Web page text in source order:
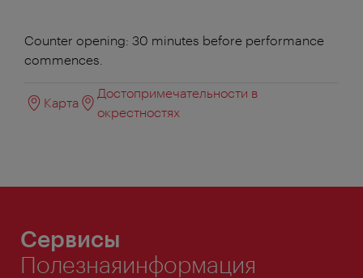
Counter opening: 30 minutes before performance
commences.
Карта
Достопримечательности в
окрестностях
Сервисы
Полезнаяинформация